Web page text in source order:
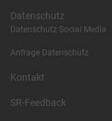
Datenschutz
Datenschutz Social Media
Anfrage Datenschutz
Kontakt
SR-Feedback